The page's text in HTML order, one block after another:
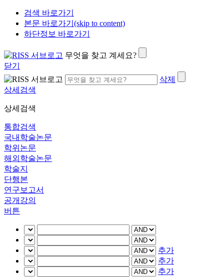
검색 바로가기
본문 바로가기(skip to content)
하단정보 바로가기
무엇을 찾고 계세요?
닫기
삭제
상세검색
상세검색
통합검색
국내학술논문
학위논문
해외학술논문
학술지
단행본
연구보고서
공개강의
버튼
추가
추가
추가